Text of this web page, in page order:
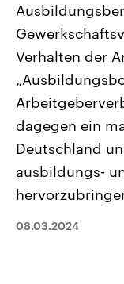
2026
Alle Informationen
Sachsen-Anhalt
September 2026
Landtag. Seit 2021
Bundesland von
CDU, SPD und FDP
Umfragen,
und Hintergründe
und Kandidaten
Wahl.
Sendungen
Audio-Archiv
Verhalten der
dagegen ein
Deutschland
ausbildungs-
08.03.2024